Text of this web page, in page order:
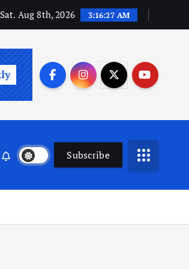
Sat. Aug 8th, 2026 3:16:27 AM
Subscribe